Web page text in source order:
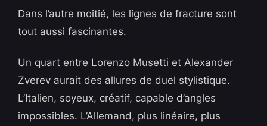
Dans l’autre moitié, les lignes de fracture sont
tout aussi fascinantes.
Un quart entre Lorenzo Musetti et Alexander
Zverev aurait des allures de duel stylistique.
L’Italien, soyeux, créatif, capable d’angles
impossibles. L’Allemand, plus linéaire, plus